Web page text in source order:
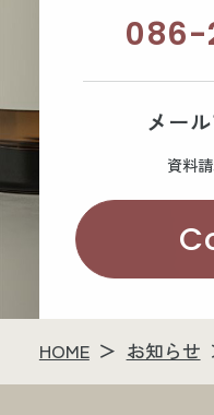
086-
メー
資料
HOME お知らせ